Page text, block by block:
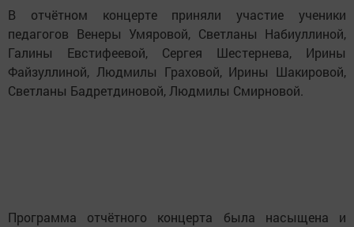
В отчётном концерте приняли участие ученики
педагогов Венеры Умяровой, Светланы Набиуллиной,
Галины Евстифеевой, Сергея Шестернева, Ирины
Файзуллиной, Людмилы Граховой, Ирины Шакировой,
Светланы Бадретдиновой, Людмилы Смирновой.
Программа отчётного концерта была насыщена и